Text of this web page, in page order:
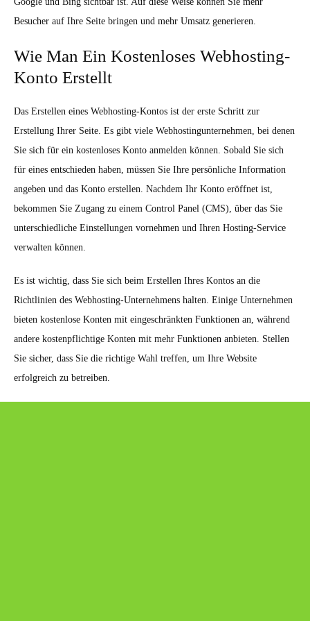
Besucher auf Ihre Seite bringen und mehr Umsatz generieren.
Wie Man Ein Kostenloses Webhosting-
Konto Erstellt
Das Erstellen eines Webhosting-Kontos ist der erste Schritt zur
Erstellung Ihrer Seite. Es gibt viele Webhostingunternehmen, bei denen
Sie sich für ein kostenloses Konto anmelden können. Sobald Sie sich
für eines entschieden haben, müssen Sie Ihre persönliche Information
angeben und das Konto erstellen. Nachdem Ihr Konto eröffnet ist,
bekommen Sie Zugang zu einem Control Panel (CMS), über das Sie
unterschiedliche Einstellungen vornehmen und Ihren Hosting-Service
verwalten können.
Es ist wichtig, dass Sie sich beim Erstellen Ihres Kontos an die
Richtlinien des Webhosting-Unternehmens halten. Einige Unternehmen
bieten kostenlose Konten mit eingeschränkten Funktionen an, während
andere kostenpflichtige Konten mit mehr Funktionen anbieten. Stellen
Sie sicher, dass Sie die richtige Wahl treffen, um Ihre Website
erfolgreich zu betreiben.